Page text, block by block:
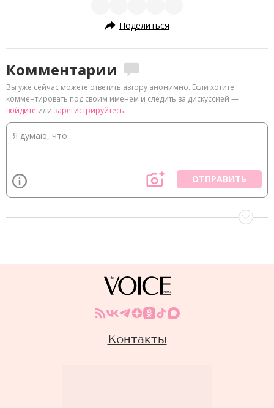
Поделиться
Комментарии
Вы уже сейчас можете ответить автору анонимно. Если хотите
комментировать под своим именем и следить за дискуссией —
войдите или зарегистрируйтесь
ОТПРАВИТЬ
Контакты